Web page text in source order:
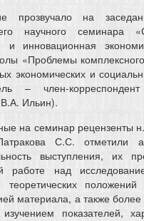
прозвучало на
научного семинара
и инновационная
«Проблемы
экономических и
– член-
Ильин).
на семинар рецензенты
С.С. отметили
выступления, их
работе над
теоретических положений
материала, а также
показателей,